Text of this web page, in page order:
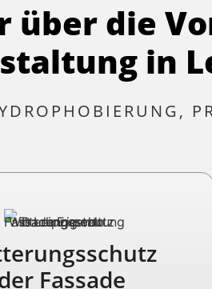
über die
in
Fassade